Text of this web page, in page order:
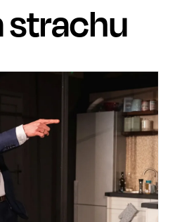
strachu